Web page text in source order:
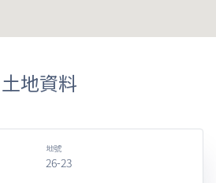
土地資料
地號
26-23